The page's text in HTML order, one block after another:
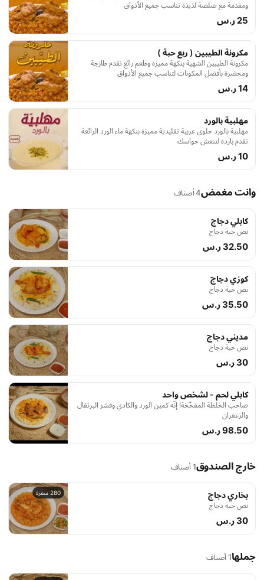
ومقدمة مع صلصة لذيذة تناسب جميع الأذواق
25 ر.س
مكرونة الطيبين ( ربع حبة )
مكرونة الطيبين الشهية بنكهة مميزة وطعم رائع تقدم طازجة
ومحضرة بأفضل المكونات لتناسب جميع الأذواق
14 ر.س
مهلبية بالورد
مهلبية بالورد حلوى عربية تقليدية مميزة بنكهة ماء الورد الرائعة
تقدم باردة لتنعش حواسك
10 ر.س
وانت مغمض4 أصناف
كابلي دجاج
نص حبة دجاج
32.50 ر.س
كوزي دجاج
نص حبة دجاج
35.50 ر.س
مديني دجاج
نص حبة دجاج
30 ر.س
كابلي لحم - لشخص واحد
صاحب الخلطة المفخّخة! إنّه كمين الورد والكادي وقشر البرتقال
والزعفران
98.50 ر.س
خارج الصندوق1 أصناف
280 سعرة بخاري دجاج
نص حبة دجاج
30 ر.س
جملها1 أصناف